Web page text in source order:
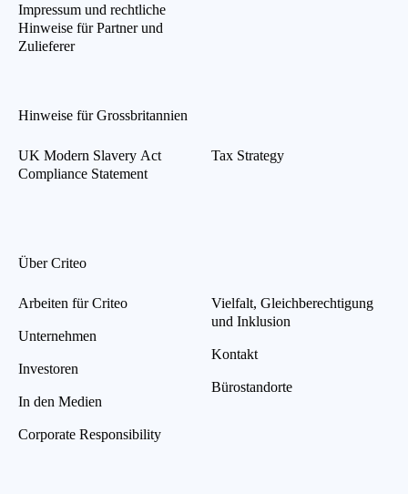
Impressum und rechtliche
Hinweise für Partner und
Zulieferer
Hinweise für Grossbritannien
UK Modern Slavery Act
Compliance Statement
Tax Strategy
Über Criteo
Arbeiten für Criteo
Unternehmen
Investoren
In den Medien
Corporate Responsibility
Vielfalt, Gleichberechtigung
und Inklusion
Kontakt
Bürostandorte